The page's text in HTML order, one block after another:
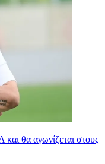
και θα αγωνίζεται στους